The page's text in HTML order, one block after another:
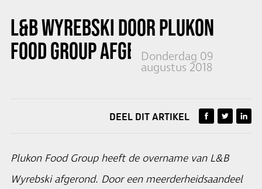
L&B WYREBSKI DOOR PLUKON
FOOD GROUP AFGERONDDonderdag 09
augustus 2018
DEEL DIT ARTIKEL
Plukon Food Group heeft de overname van L&B
Wyrebski afgerond. Door een meerderheidsaandeel